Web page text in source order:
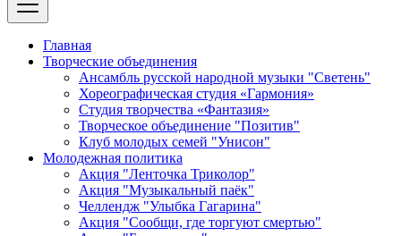
Главная
Творческие объединения
Ансамбль русской народной музыки "Светень"
Хореографическая студия «Гармония»
Студия творчества «Фантазия»
Творческое объединение "Позитив"
Клуб молодых семей "Унисон"
Молодежная политика
Акция "Ленточка Триколор"
Акция "Музыкальный паёк"
Челлендж "Улыбка Гагарина"
Акция "Сообщи, где торгуют смертью"